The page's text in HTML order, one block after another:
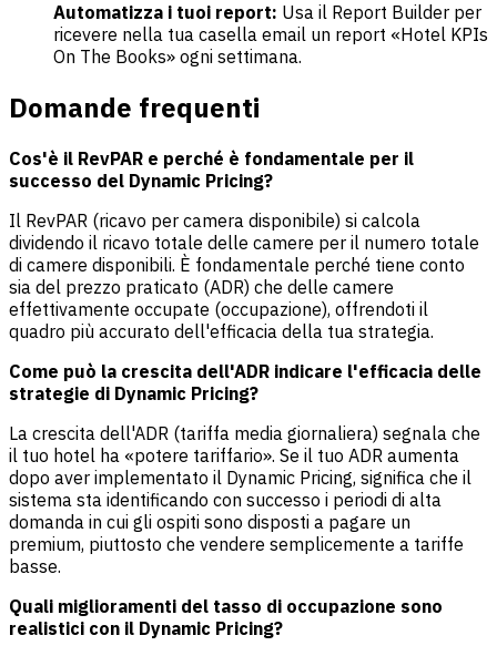
Automatizza i tuoi report: Usa il Report Builder per
ricevere nella tua casella email un report «Hotel KPIs
On The Books» ogni settimana.
Domande frequenti
Cos'è il RevPAR e perché è fondamentale per il
successo del Dynamic Pricing?
Il RevPAR (ricavo per camera disponibile) si calcola
dividendo il ricavo totale delle camere per il numero totale
di camere disponibili. È fondamentale perché tiene conto
sia del prezzo praticato (ADR) che delle camere
effettivamente occupate (occupazione), offrendoti il
quadro più accurato dell'efficacia della tua strategia.
Come può la crescita dell'ADR indicare l'efficacia delle
strategie di Dynamic Pricing?
La crescita dell'ADR (tariffa media giornaliera) segnala che
il tuo hotel ha «potere tariffario». Se il tuo ADR aumenta
dopo aver implementato il Dynamic Pricing, significa che il
sistema sta identificando con successo i periodi di alta
domanda in cui gli ospiti sono disposti a pagare un
premium, piuttosto che vendere semplicemente a tariffe
basse.
Quali miglioramenti del tasso di occupazione sono
realistici con il Dynamic Pricing?